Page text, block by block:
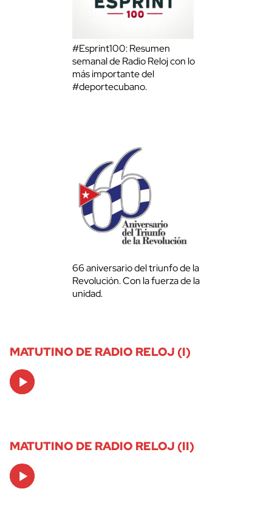
#Esprint100: Resumen
semanal de Radio Reloj con lo
más importante del
#deportecubano.
66 aniversario del triunfo de la
Revolución. Con la fuerza de la
unidad.
MATUTINO DE RADIO RELOJ (I)
Audio
Player
MATUTINO DE RADIO RELOJ (II)
Audio
Player